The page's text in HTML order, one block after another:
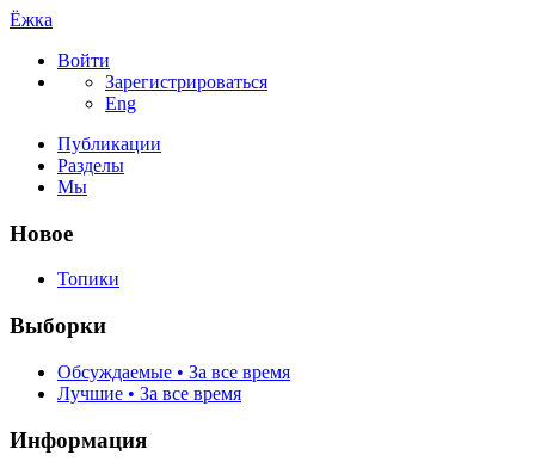
Ёжка
Войти
Зарегистрироваться
Eng
Публикации
Разделы
Мы
Новое
Топики
Выборки
Обсуждаемые • За все время
Лучшие • За все время
Информация